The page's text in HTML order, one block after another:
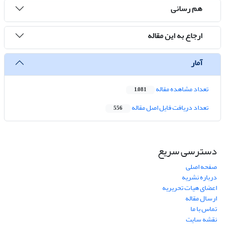
هم رسانی
ارجاع به این مقاله
آمار
تعداد مشاهده مقاله 1,081
تعداد دریافت فایل اصل مقاله 556
دسترسی سریع
صفحه اصلی
درباره نشریه
اعضای هیات تحریریه
ارسال مقاله
تماس با ما
نقشه سایت